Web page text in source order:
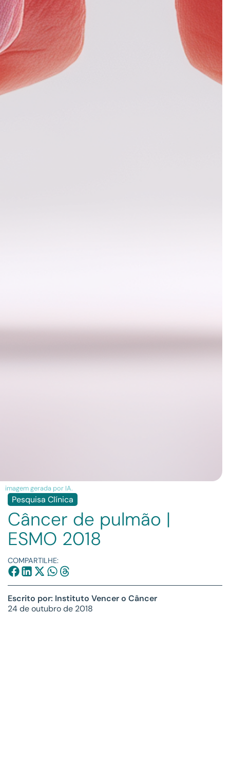
imagem gerada por IA.
Pesquisa Clínica
Câncer de pulmão |
ESMO 2018
COMPARTILHE:
Escrito por: Instituto Vencer o Câncer
24 de outubro de 2018